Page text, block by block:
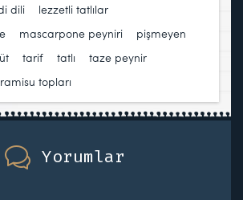
dili lezzetli tatlılar
mascarpone peyniri
pişmeyen
tarif tatlı taze peynir
topları
Yorumlar